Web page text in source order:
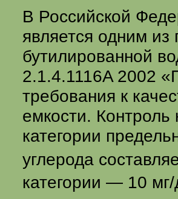
В Российской
является одним из
бутилированной
2.1.4.1116A 2002
требования к
емкости.
категории
углерода
категории — 10